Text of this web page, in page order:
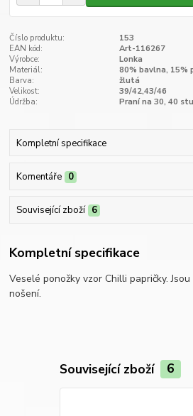
Číslo produktu:
153
EAN kód:
Art-116267
Výrobce:
Lonka
Materiál:
80% bavlna, 15%
Barva:
žlutá
Velikost:
39/42,43/46
Údržba:
Praní na 30, 40
Kompletní specifikace
Komentáře 0
Související zboží 6
Kompletní specifikace
Veselé ponožky vzor Chilli papričky.
nošení.
Související zboží 6